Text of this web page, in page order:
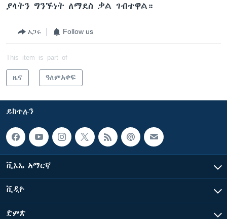
ያላትን ግንኙነት ለማደስ ቃል ገብተዋል።
አጋሩ Follow us
This item is part of
ዜና ዓለምአቀፍ
ይከተሉን
ቪኦኤ አማርኛ
ቪዲዮ
ድምጽ